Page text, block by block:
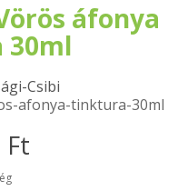
áfonya
Csibi
afonya-tinktura-30ml
Ft